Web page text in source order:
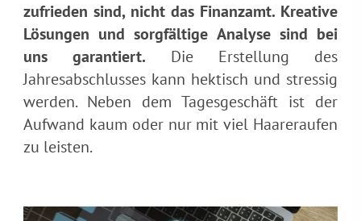
zufrieden sind, nicht das Finanzamt. Kreative
Lösungen und sorgfältige Analyse sind bei
uns garantiert. Die Erstellung des
Jahresabschlusses kann hektisch und stressig
werden. Neben dem Tagesgeschäft ist der
Aufwand kaum oder nur mit viel Haareraufen
zu leisten.